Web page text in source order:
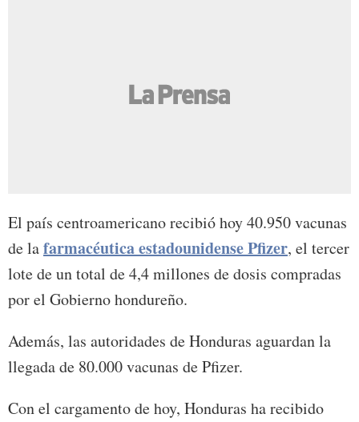
El país centroamericano recibió hoy 40.950 vacunas
de lafarmacéutica estadounidense Pfizer, el tercer
lote de un total de 4,4 millones de dosis compradas
por el Gobierno hondureño.
Además, las autoridades de Honduras aguardan la
llegada de 80.000 vacunas de Pfizer.
Con el cargamento de hoy, Honduras ha recibido